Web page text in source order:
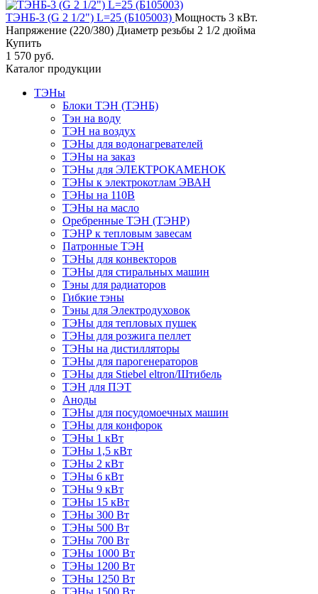
ТЭНБ-3 (G 2 1/2") L=25 (Б105003) Мощность 3 кВт.
Напряжение (220/380) Диаметр резьбы 2 1/2 дюйма
Купить
1 570 руб.
Каталог продукции
ТЭНы
Блоки ТЭН (ТЭНБ)
Тэн на воду
ТЭН на воздух
ТЭНы для водонагревателей
ТЭНы на заказ
ТЭНы для ЭЛЕКТРОКАМЕНОК
ТЭНы к электрокотлам ЭВАН
ТЭНы на 110В
ТЭНы на масло
Оребренные ТЭН (ТЭНР)
ТЭНР к тепловым завесам
Патронные ТЭН
ТЭНы для конвекторов
ТЭНы для стиральных машин
Тэны для радиаторов
Гибкие тэны
Тэны для Электродуховок
ТЭНы для тепловых пушек
ТЭНы для розжига пеллет
ТЭНы на дистилляторы
ТЭНы для парогенераторов
ТЭНы для Stiebel eltron/Штибель
ТЭН для ПЭТ
Аноды
ТЭНы для посудомоечных машин
ТЭНы для конфорок
ТЭНы 1 кВт
ТЭНы 1,5 кВт
ТЭНы 2 кВт
ТЭНы 6 кВт
ТЭНы 9 кВт
ТЭНы 15 кВт
ТЭНы 300 Вт
ТЭНы 500 Вт
ТЭНы 700 Вт
ТЭНы 1000 Вт
ТЭНы 1200 Вт
ТЭНы 1250 Вт
ТЭНы 1500 Вт